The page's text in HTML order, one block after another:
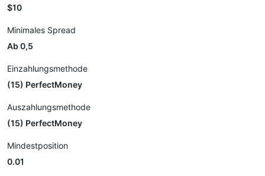
$10
Minimales Spread
Ab 0,5
Einzahlungsmethode
(15) PerfectMoney
Auszahlungsmethode
(15) PerfectMoney
Mindestposition
0.01